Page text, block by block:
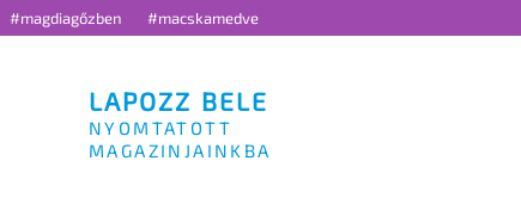
#magdiagőzben #macskamedve
LAPOZZ BELE
NYOMTATOTT
MAGAZINJAINKBA